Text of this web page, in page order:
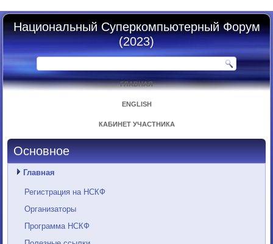
Национальный Суперкомпьютерный Форум
(2023)
ГЛАВНАЯ
ENGLISH
КАБИНЕТ УЧАСТНИКА
Основное
Главная
Регистрация на НСКФ
Организаторы
Программа НСКФ